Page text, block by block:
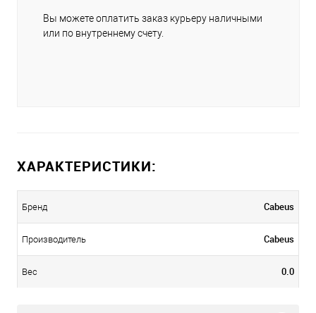
Вы можете оплатить заказ курьеру наличными
или по внутреннему счету.
ХАРАКТЕРИСТИКИ:
Бренд Cabeus
Производитель Cabeus
Вес 0.0